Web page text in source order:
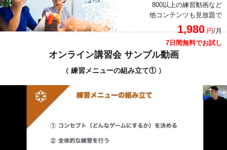
800以上の練習動画など
他コンテンツも見放題で
1,980 円/月
7日間無料でお試し
オンライン講習会 サンプル動画
（ 練習メニューの組み立て① ）